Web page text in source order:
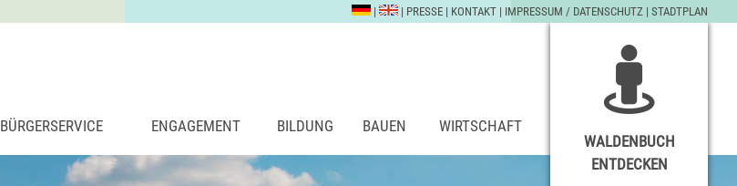
| | PRESSE | KONTAKT | IMPRESSUM / DATENSCHUTZ | STADTPLAN
BÜRGERSERVICE ENGAGEMENT BILDUNG BAUEN
WIRTSCHAFT
WALDENBUCH
ENTDECKEN